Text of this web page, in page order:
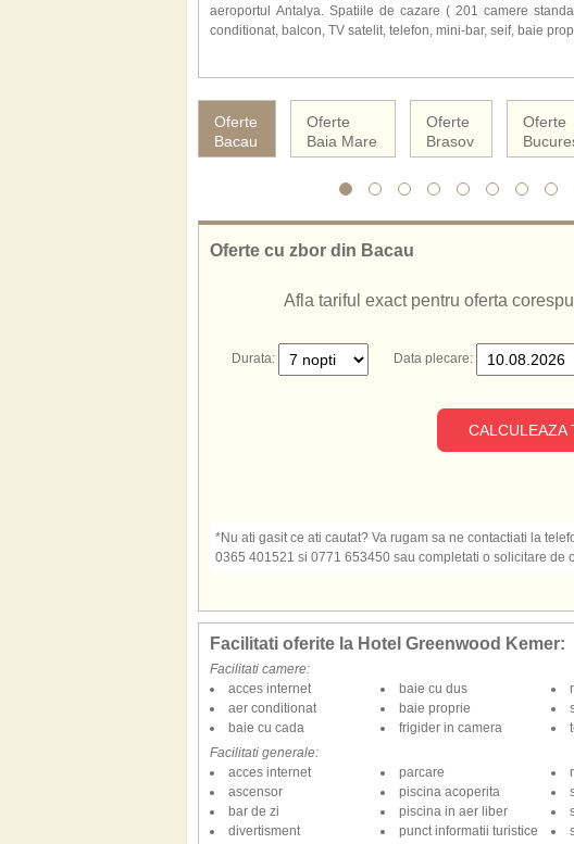
aeroportul Antalya. Spatiile de cazare ( 201 camere
conditionat, balcon, TV satelit, telefon, mini-bar, seif, baie
sezlonguri si umbrele.
Hotelul Greenwood Kemer ofera servicii all inlusive.
Oferte
Bacau
Oferte
Baia Mare
Oferte
Brasov
Oferte
Oferte cu zbor din Bacau
Afla tariful exact pentru oferta
Durata: Data plecare:
CALCULEAZA
*Nu ati gasit ce ati cautat? Va rugam sa ne contactiati la
0365 401521 si 0771 653450 sau completati o solicitare de
Facilitati oferite la Hotel Greenwood Kemer:
Facilitati camere:
acces internet
aer conditionat
baie cu cada
baie cu dus
baie proprie
frigider in camera
Facilitati generale:
acces internet
ascensor
bar de zi
divertisment
parcare
piscina acoperita
piscina in aer liber
punct informatii turistice